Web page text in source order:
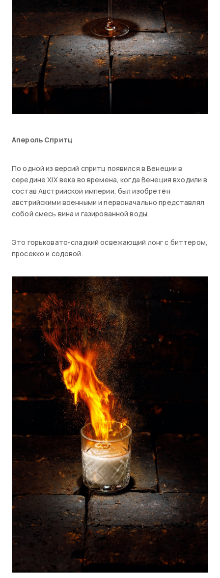
Апероль Спритц
По одной из версий спритц появился в Венеции в
середине XIX века во времена, когда Венеция входили в
состав Австрийской империи, был изобретён
австрийскими военными и первоначально представлял
собой смесь вина и газированной воды.
Это горьковато-сладкий освежающий лонг с биттером,
просекко и содовой.